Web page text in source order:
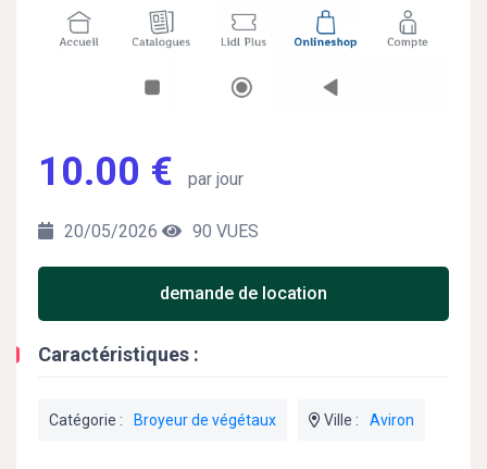
10.00 € par jour
20/05/2026 90 VUES
demande de location
Caractéristiques :
Catégorie : Broyeur de végétaux Ville : Aviron